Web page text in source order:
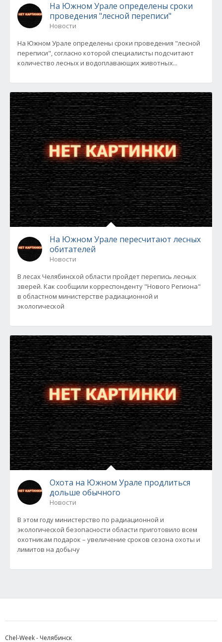
На Южном Урале определены сроки
проведения "лесной переписи"
Новости
На Южном Урале определены сроки проведения "лесной
переписи", согласно которой специалисты подсчитают
количество лесных и водоплавающих животных...
На Южном Урале пересчитают лесных
обитателей
Новости
В лесах Челябинской области пройдет перепись лесных
зверей. Как сообщили корреспонденту "Нового Региона"
в областном министерстве радиационной и
экологической
Охота на Южном Урале продлиться
дольше обычного
Новости
В этом году министерство по радиационной и
экологической безопасности области приготовило всем
охотникам подарок – увеличение сроков сезона охоты и
лимитов на добычу
Chel-Week - Челябинск